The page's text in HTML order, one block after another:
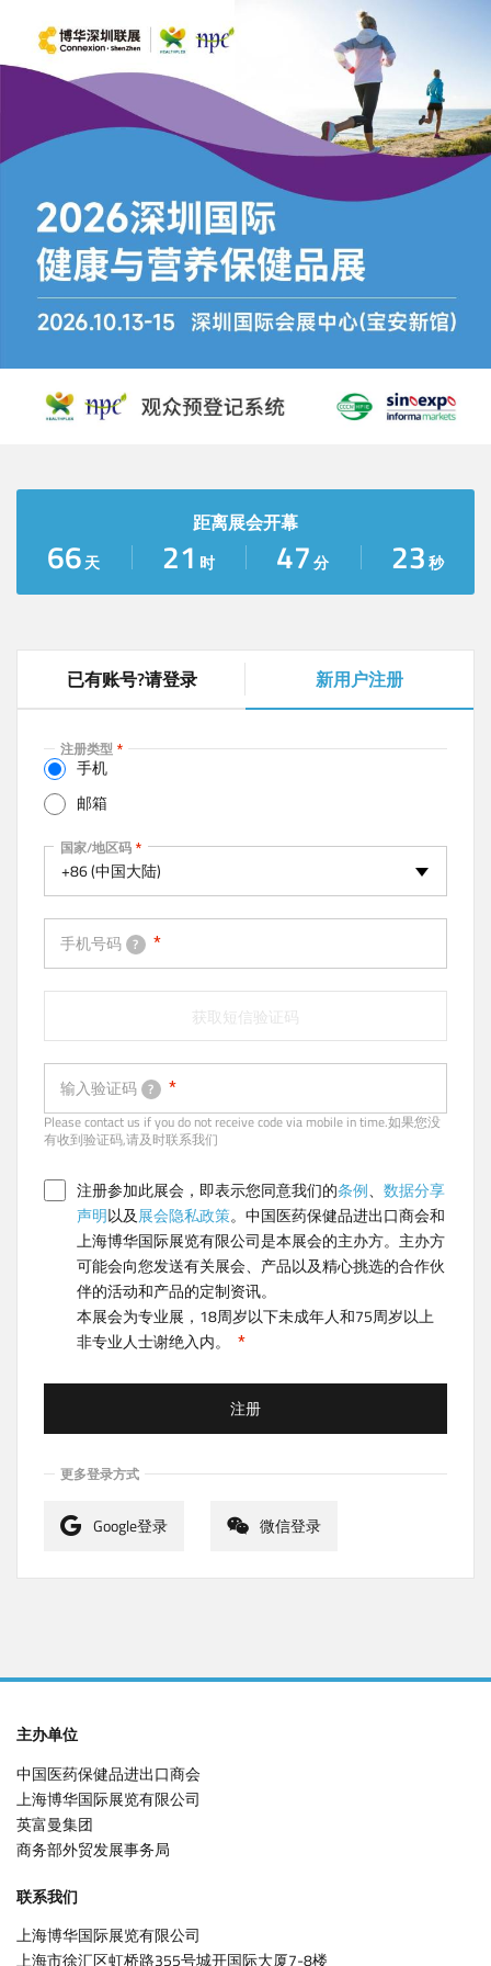
到
容
距离展会开幕
66天 21 时 47分 23秒
已有账号?请登录 新用户注册
a
注册类型
手机
邮箱
手机
国家/地区码
+86 (中国大陆)
手机号码 ?
输入验证码 ?
获取短信验证码
Please contact us if you do not receive code via mobile in time.如果您没
有收到验证码,请及时联系我们
注册参加此展会，即表示您同意我们的条例、 数据分享
声明以及展会隐私政策。中国医药保健品进出口商会和
上海博华国际展览有限公司是本展会的主办方。主办方
可能会向您发送有关展会、产品以及精心挑选的合作伙
伴的活动和产品的定制资讯。
本展会为专业展，18周岁以下未成年人和75周岁以上
非专业人士谢绝入内。
注册
更多登录方式
Google登录 微信登录
主办单位
中国医药保健品进出口商会
上海博华国际展览有限公司
英富曼集团
商务部外贸发展事务局
联系我们
上海博华国际展览有限公司
上海市徐汇区虹桥路355号城开国际大厦7-8楼